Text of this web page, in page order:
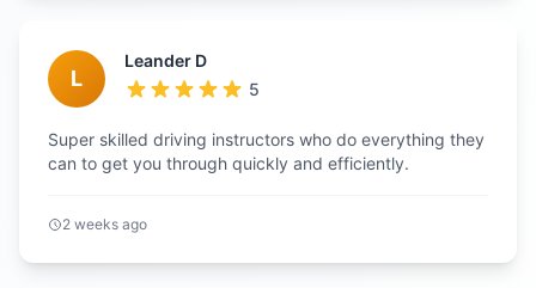
L
Leander D
5
Super skilled driving instructors who do everything they
can to get you through quickly and efficiently.
2 weeks ago